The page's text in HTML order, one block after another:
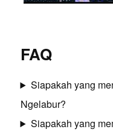
FAQ
Siapakah yang
Ngelabur?
Siapakah yang